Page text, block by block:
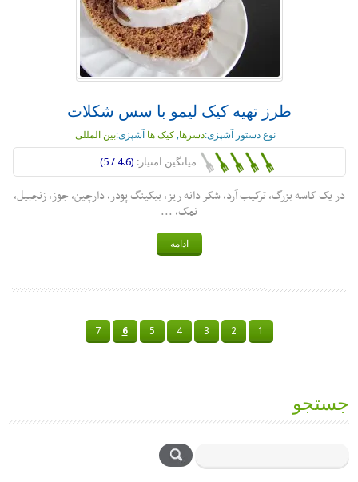
طرز تهیه کیک لیمو با سس شکلات
نوع دستور آشپزی:دسرها,کیک ها آشپزی:بین المللی
میانگین امتیاز: (4.6 / 5)
در یک کاسه بزرگ، ترکیب آرد، شکر دانه ریز، بیکینگ پودر، دارچین، جوز، زنجبیل،
نمک، ...
ادامه
1
2
3
4
5
6
7
جستجو